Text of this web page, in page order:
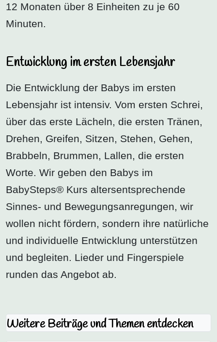
12 Monaten über 8 Einheiten zu je 60
Minuten.
Entwicklung im ersten Lebensjahr
Die Entwicklung der Babys im ersten
Lebensjahr ist intensiv. Vom ersten Schrei,
über das erste Lächeln, die ersten Tränen,
Drehen, Greifen, Sitzen, Stehen, Gehen,
Brabbeln, Brummen, Lallen, die ersten
Worte. Wir geben den Babys im
BabySteps® Kurs altersentsprechende
Sinnes- und Bewegungsanregungen, wir
wollen nicht fördern, sondern ihre natürliche
und individuelle Entwicklung unterstützen
und begleiten. Lieder und Fingerspiele
runden das Angebot ab.
Weitere Beiträge und Themen entdecken